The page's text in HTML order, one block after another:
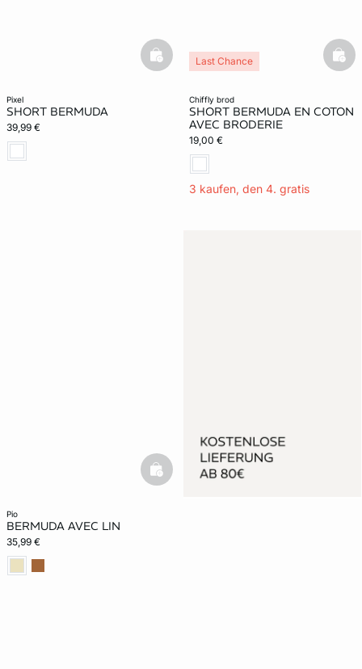
pixel
SHORT BERMUDA
39,99 €
basketfull
chiffly brod
SHORT BERMUDA EN COTON
AVEC BRODERIE
19,00 €
3 kaufen, den 4. gratis
Last Chance
pio
BERMUDA AVEC LIN
35,99 €
basketfull